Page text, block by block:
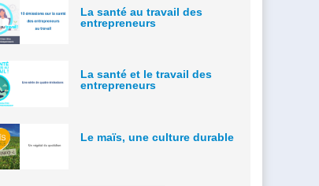
La santé au travail des
entrepreneurs
La santé et le travail des
entrepreneurs
Le maïs, une culture durable